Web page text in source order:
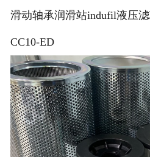
滑动轴承润滑站indufil液压
CC10-ED